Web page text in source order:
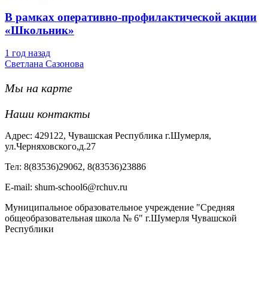
В рамках оперативно-профилактической акции
«Школьник»
1 год назад
Светлана Сазонова
Мы на карте
Наши контакты
Адрес: 429122, Чувашская Республика г.Шумерля,
ул.Черняховского,д.27
Тел: 8(83536)29062, 8(83536)23886
Е-mail: shum-school6@rchuv.ru
Муниципальное образовательное учреждение "Средняя
общеобразовательная школа № 6" г.Шумерля Чувашской
Республики